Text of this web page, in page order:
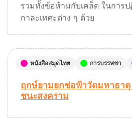
รวมทั้งข้อห้ามกับเคล็ด ในการ
กาละเทศะต่าง ๆ ด้วย
หนังสือสมุดไทย การบรรพชา
ฤกษ์ยามยกช่อฟ้าวัดมหาธาตุ
ชนะสงคราม